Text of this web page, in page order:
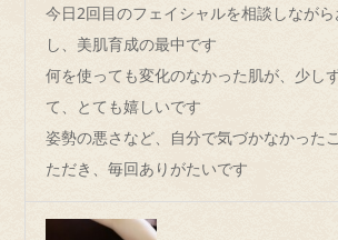
今日2回目のフェイシャルを相談しなが
し、美肌育成の最中です
何を使っても変化のなかった肌が、少し
て、とても嬉しいです
姿勢の悪さなど、自分で気づかなかった
ただき、毎回ありがたいです